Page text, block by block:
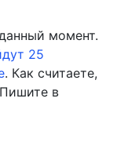
момент.
25
. Как считаете,
в